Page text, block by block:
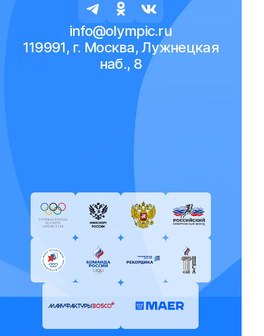
info@olympic.ru
119991, г. Москва, Лужнецкая
наб., 8